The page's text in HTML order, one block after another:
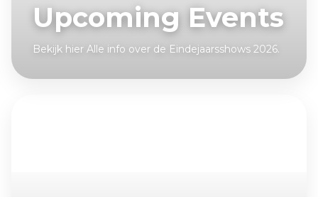
Upcoming Events
Bekijk hier Alle info over de Eindejaarsshows 2026.